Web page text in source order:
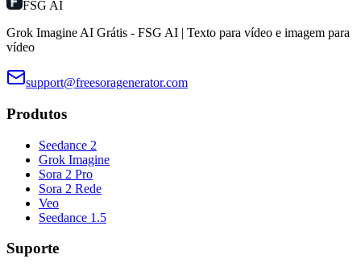
FSG AI
Grok Imagine AI Grátis - FSG AI | Texto para vídeo e imagem para
vídeo
support@freesoragenerator.com
Produtos
Seedance 2
Grok Imagine
Sora 2 Pro
Sora 2 Rede
Veo
Seedance 1.5
Suporte